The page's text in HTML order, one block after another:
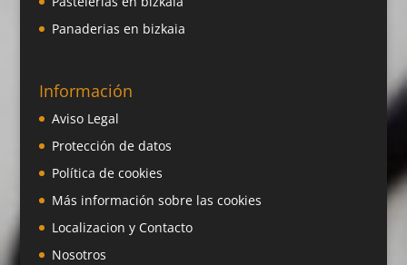
Panaderias en bizkaia
Información
Aviso Legal
Protección de datos
Política de cookies
Más información sobre las cookies
Localizacion y Contacto
Nosotros